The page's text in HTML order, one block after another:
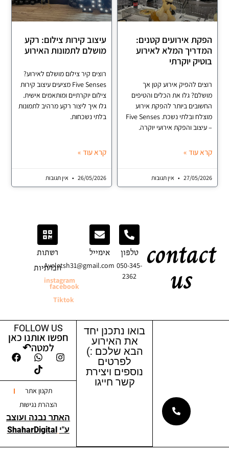
אירועים קטנים:
המלא לאירוע
יוקרתי
להפיק אירוע קטן אך
גלו את הכלים והטיפים
ביותר להפקת אירוע
מוצלח ובלתי נשכח. Five Senses
והפקת אירועי יוקרה.
עוד »
27/05/ אין תגובות
עיצוב קירות צילום: רקע
מושלם לתמונות האירוע
רוצים קיר צילום מושלם לאירוע?
Five Senses מציעים עיצוב קירות
צילום יוקרתיים ומותאמים אישית.
גלו איך ליצור רקע מרהיב לתמונות
בלתי נשכחות.
קרא עוד »
26/05/2026 אין תגובות
טלפון
050-345-
אימייל
Ayeletsh31@gmail.com
חברתיות
instagram
facebook
בואו נתכנן יחד
את האירוע
הבא שלכם :)
לפרטים
נוספים ויצירת
קשר חייגו
FOLLOW US
חפשו אותנו כאן
למטה↶
הצהרת נגישות
האתר נבנה ועוצב
ShaharDigital